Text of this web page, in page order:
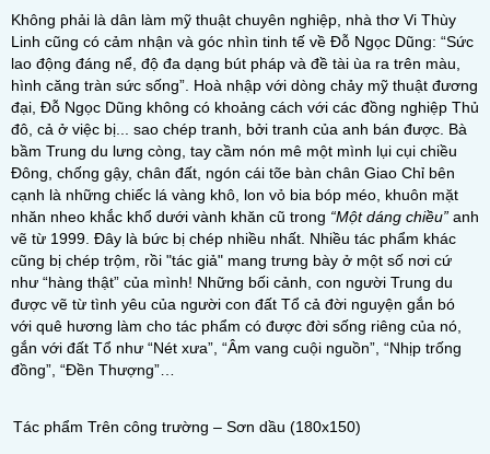
Không phải là dân làm mỹ thuật chuyên nghiệp, nhà thơ Vi Thùy
Linh cũng có cảm nhận và góc nhìn tinh tế về Đỗ Ngọc Dũng: “Sức
lao động đáng nể, độ đa dạng bút pháp và đề tài ùa ra trên màu,
hình căng tràn sức sống”. Hoà nhập với dòng chảy mỹ thuật đương
đại, Đỗ Ngọc Dũng không có khoảng cách với các đồng nghiệp Thủ
đô, cả ở việc bị... sao chép tranh, bởi tranh của anh bán được. Bà
bầm Trung du lưng còng, tay cầm nón mê một mình lụi cụi chiều
Đông, chống gậy, chân đất, ngón cái tõe bàn chân Giao Chỉ bên
cạnh là những chiếc lá vàng khô, lon vỏ bia bóp méo, khuôn mặt
nhăn nheo khắc khổ dưới vành khăn cũ trong “Một dáng chiều” anh
vẽ từ 1999. Đây là bức bị chép nhiều nhất. Nhiều tác phẩm khác
cũng bị chép trộm, rồi "tác giả" mang trưng bày ở một số nơi cứ
như “hàng thật” của mình! Những bối cảnh, con người Trung du
được vẽ từ tình yêu của người con đất Tổ cả đời nguyện gắn bó
với quê hương làm cho tác phẩm có được đời sống riêng của nó,
gắn với đất Tổ như “Nét xưa”, “Âm vang cuội nguồn”, “Nhịp trống
đồng”, “Đền Thượng”…
Tác phẩm Trên công trường – Sơn dầu (180x150)